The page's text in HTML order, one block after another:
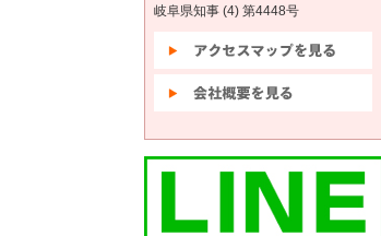
岐阜県知事 (4) 第4448号